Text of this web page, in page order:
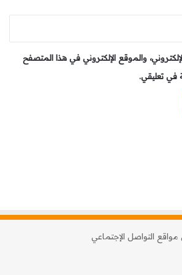
مونتريال أصبحت تحت قيادة السيدة
بل عنوانًا للالتزام والوفاء للجالية
والموقع الإلكتروني في هذا المتصفح
في تعليقي.
مواقع التواصل الإجتماعي